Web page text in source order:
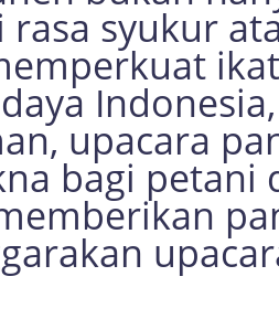
syukur
upacara
bagi petani